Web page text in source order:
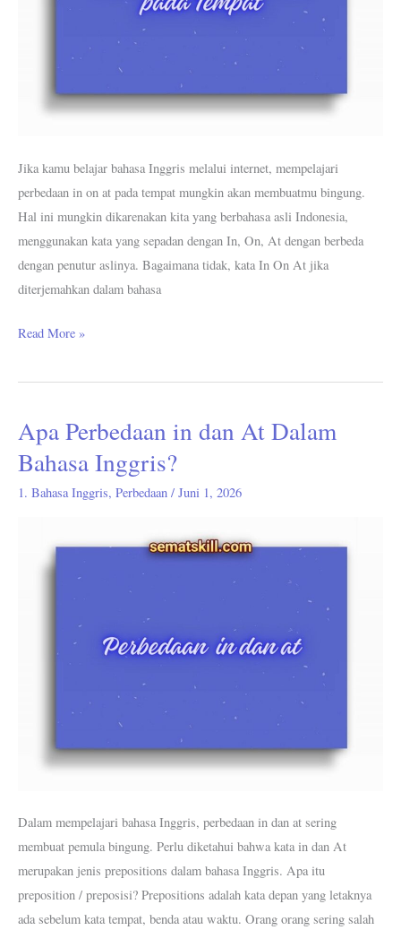
Jika kamu belajar bahasa Inggris melalui internet, mempelajari
perbedaan in on at pada tempat mungkin akan membuatmu bingung.
Hal ini mungkin dikarenakan kita yang berbahasa asli Indonesia,
menggunakan kata yang sepadan dengan In, On, At dengan berbeda
dengan penutur aslinya. Bagaimana tidak, kata In On At jika
diterjemahkan dalam bahasa
Read More »
Apa Perbedaan in dan At Dalam
Bahasa Inggris?
1. Bahasa Inggris, Perbedaan / Juni 1, 2026
Dalam mempelajari bahasa Inggris, perbedaan in dan at sering
membuat pemula bingung. Perlu diketahui bahwa kata in dan At
merupakan jenis prepositions dalam bahasa Inggris. Apa itu
preposition / preposisi? Prepositions adalah kata depan yang letaknya
ada sebelum kata tempat, benda atau waktu. Orang orang sering salah
Apa
Perbedaan
in
dan
Bahasa